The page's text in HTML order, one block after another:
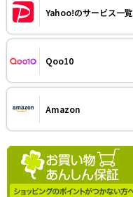
Yahoo!のサービス一覧
Qoo10
Amazon